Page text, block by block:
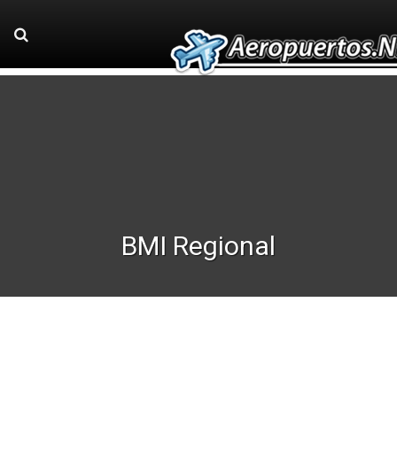
BMI Regional